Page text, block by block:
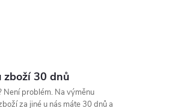
zboží 30 dnů
Není problém. Na výměnu
za jiné u nás máte 30 dnů a